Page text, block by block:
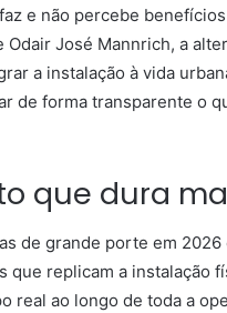
e não percebe
José Mannrich, a
a instalação à vida
de forma transparente o
que dura
de grande porte em 2026
replicam a instalação
real ao longo de toda a